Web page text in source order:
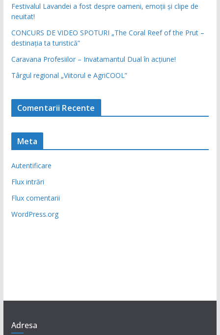
Festivalul Lavandei a fost despre oameni, emoții și clipe de
neuitat!
CONCURS DE VIDEO SPOTURI „The Coral Reef of the Prut –
destinația ta turistică”
Caravana Profesiilor – Invatamantul Dual în acțiune!
Târgul regional „Viitorul e AgriCOOL”
Comentarii Recente
Meta
Autentificare
Flux intrări
Flux comentarii
WordPress.org
Adresa